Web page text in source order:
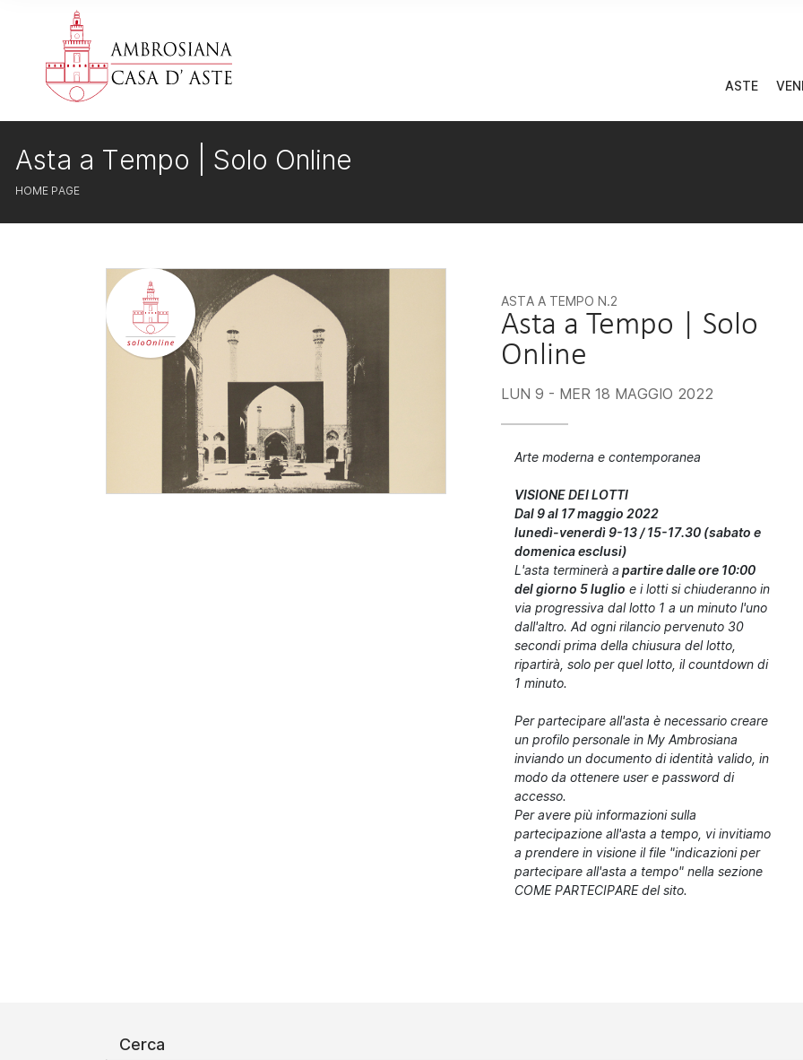
ASTE
HOME PAGE
Asta a Tempo | Solo Online
ASTA A TEMPO N.2
Asta a Tempo | Solo
Online
LUN 9 - MER 18 MAGGIO 2022
Arte moderna e contemporanea
VISIONE DEI LOTTI
Dal 9 al 17 maggio 2022
lunedì-venerdì 9-13 / 15-17.30 (sabato e
domenica esclusi)
L'asta terminerà a partire dalle ore 10:00
del giorno 5 luglio e i lotti si chiuderanno in
via progressiva dal lotto 1 a un minuto l'uno
dall'altro. Ad ogni rilancio pervenuto 30
secondi prima della chiusura del lotto,
ripartirà, solo per quel lotto, il countdown di
1 minuto.
Per partecipare all'asta è necessario creare
un profilo personale in My Ambrosiana
inviando un documento di identità valido, in
modo da ottenere user e password di
accesso.
Per avere più informazioni sulla
partecipazione all'asta a tempo, vi invitiamo
a prendere in visione il file "indicazioni per
partecipare all'asta a tempo" nella sezione
COME PARTECIPARE del sito.